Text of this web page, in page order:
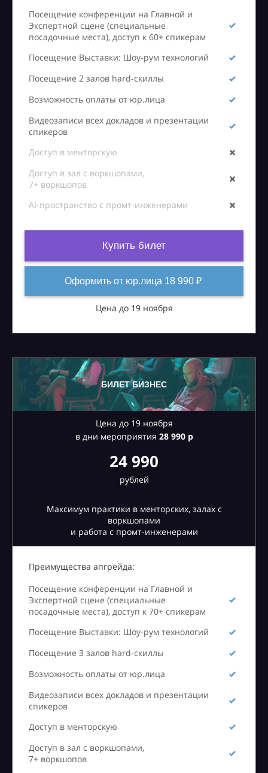
Посещение конференции на Главной и
Экспертной сцене (специальные
посадочные места), доступ к 60+ спикерам
Посещение Выставки: Шоу-рум технологий
Посещение 2 залов hard-скиллы
Возможность оплаты от юр.лица
Видеозаписи всех докладов и презентации
спикеров
Доступ в менторскую
Доступ в зал с воркшопами,
7+ воркшопов
AI-пространство с промт-инженерами
Купить билет
Оформить от юр.лица 18 990 ₽
Цена до 19 ноября
БИЛЕТ БИЗНЕС
Цена до 19 ноября
в дни мероприятия 28990 р
24 990
рублей
Максимум практики в менторских, залах с
воркшопами
и работа с промт-инженерами
Преимущества апгрейда:
Посещение конференции на Главной и
Экспертной сцене (специальные
посадочные места), доступ к 70+ спикерам
Посещение Выставки: Шоу-рум технологий
Посещение 3 залов hard-скиллы
Возможность оплаты от юр.лица
Видеозаписи всех докладов и презентации
спикеров
Доступ в менторскую
Доступ в зал с воркшопами,
7+ воркшопов